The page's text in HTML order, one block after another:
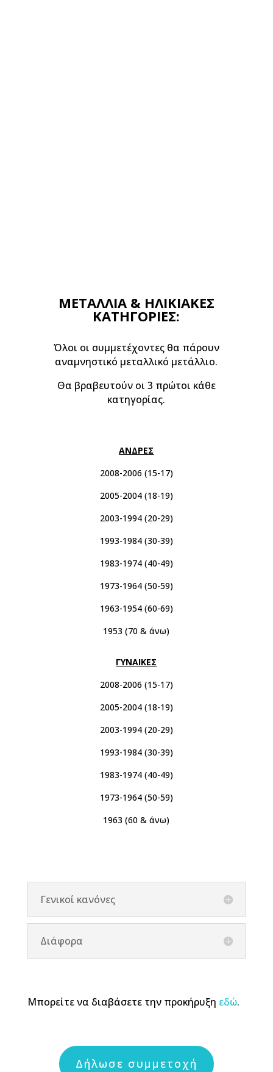
ΜΕΤΑΛΛΙΑ & ΗΛΙΚΙΑΚΕΣ
ΚΑΤΗΓΟΡΙΕΣ:
Όλοι οι συμμετέχοντες θα πάρουν
αναμνηστικό μεταλλικό μετάλλιο.
Θα βραβευτούν οι 3 πρώτοι κάθε
κατηγορίας.
ΑΝΔΡΕΣ
2008-2006 (15-17)
2005-2004 (18-19)
2003-1994 (20-29)
1993-1984 (30-39)
1983-1974 (40-49)
1973-1964 (50-59)
1963-1954 (60-69)
1953 (70 & άνω)
ΓΥΝΑΙΚΕΣ
2008-2006 (15-17)
2005-2004 (18-19)
2003-1994 (20-29)
1993-1984 (30-39)
1983-1974 (40-49)
1973-1964 (50-59)
1963 (60 & άνω)
Γενικοί κανόνες
Διάφορα
Μπορείτε να διαβάσετε την προκήρυξη εδώ.
Δήλωσε συμμετοχή